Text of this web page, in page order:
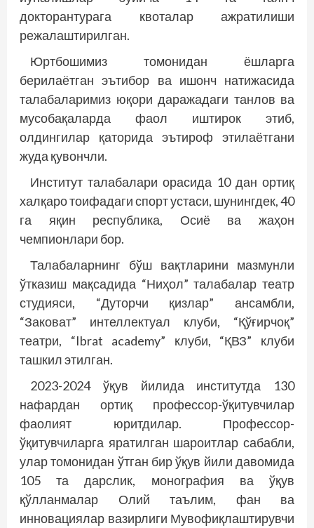
докторантурага квоталар ажратилиши
режалаштирилган.
Юртбошимиз томонидан ёшларга
берилаётган эътибор ва ишонч натижасида
талабаларимиз юқори даражадаги танлов ва
мусобақаларда фаол иштирок этиб,
олдингилар қаторида эътироф этилаётгани
жуда қувончли.
Институт талабалари орасида 10 дан ортиқ
халқаро тоифадаги спорт устаси, шунингдек, 40
га яқин республика, Осиё ва жаҳон
чемпионлари бор.
Талабаларнинг бўш вақтларини мазмунли
ўтказиш мақсадида “Ниҳол” талабалар театр
студияси, “Дуторчи қизлар” ансамбли,
“Заковат” интеллектуал клуби, “Қўғирчоқ”
театри, “Ibrat academy” клуби, “ҚВЗ” клуби
ташкил этилган.
2023-2024 ўқув йилида институтда 130
нафардан ортиқ профессор-ўқитувчилар
фаолият юритдилар. Профессор-
ўқитувчиларга яратилган шароитлар сабабли,
улар томонидан ўтган бир ўқув йили давомида
105 та дарслик, монография ва ўқув
қўлланмалар Олий таълим, фан ва
инновациялар вазирлиги Мувофиқлаштирувчи